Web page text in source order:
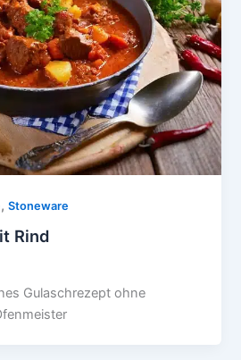
,Stoneware
Rind
Gulaschrezept ohne